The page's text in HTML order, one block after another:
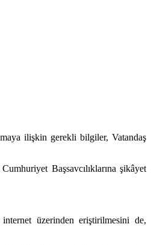
ilişkin gerekli bilgiler, Vatandaş
Başsavcılıklarına şikâyet
üzerinden eriştirilmesini de,